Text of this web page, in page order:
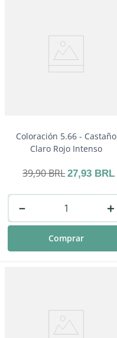
Coloración 5.66 - Castaño
Claro Rojo Intenso
39,90BRL 27,93 BRL
＋
－
Comprar